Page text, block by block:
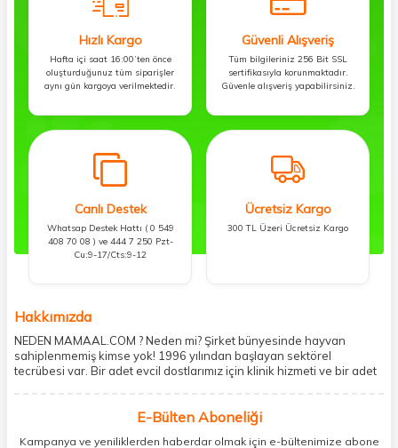
Hızlı Kargo
Hafta içi saat 16:00’ten önce
oluşturduğunuz tüm siparişler
aynı gün kargoya verilmektedir.
Güvenli Alışveriş
Tüm bilgileriniz 256 Bit SSL
sertifikasıyla korunmaktadır.
Güvenle alışveriş yapabilirsiniz.
Canlı Destek
Whatsap Destek Hattı ( 0 549
408 70 08 ) ve 444 7 250 Pzt-
Cu:9-17/Cts:9-12
Ücretsiz Kargo
300 TL Üzeri Ücretsiz Kargo
Hakkımızda
NEDEN MAMAAL.COM ? Neden mi? Şirket bünyesinde hayvan
sahiplenmemiş kimse yok! 1996 yılından başlayan sektörel
tecrübesi var. Bir adet evcil dostlarımız için klinik hizmeti ve bir adet
mobil şubesi ile tüketicilerine en hızlı ve güvenilir teslimatı garanti
etmektedir. Havale-EFT ve kredi kartı gibi ödeme seçenekleri ile
E-Bülten Aboneliği
Kampanya ve yeniliklerden haberdar olmak için e-bültenimize abone